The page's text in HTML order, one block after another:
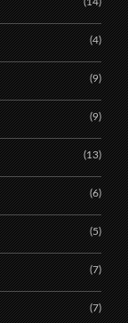
(4)
(9)
(9)
(13)
(6)
(5)
(7)
(7)